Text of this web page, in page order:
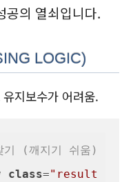
공의 열쇠입니다.
LOGIC)
지보수가 어려움.
(깨지기 쉬움)
class="result